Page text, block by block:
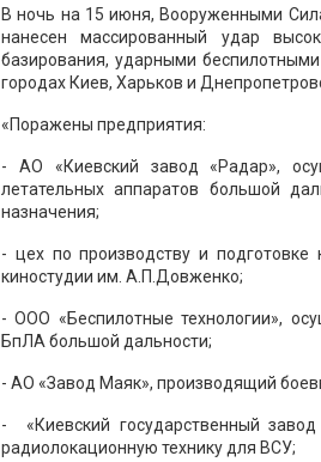
В ночь на 15 июня, Вооруженными
нанесен массированный удар
базирования, ударными
городах Киев, Харьков и
«Поражены предприятия:
- АО «Киевский завод «Радар»,
летательных аппаратов большой
назначения;
- цех по производству и
киностудии им. А.П.Довженко;
- ООО «Беспилотные технологии»,
БпЛА большой дальности;
- АО «Завод Маяк», производящий
- «Киевский государственный
радиолокационную технику для ВСУ;